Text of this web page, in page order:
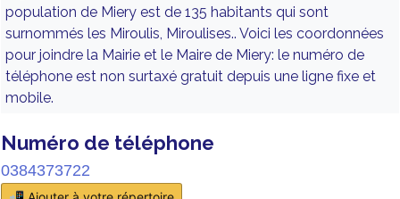
population de Miery est de 135 habitants qui sont
surnommés les Miroulis, Miroulises.. Voici les coordonnées
pour joindre la Mairie et le Maire de Miery: le numéro de
téléphone est non surtaxé gratuit depuis une ligne fixe et
mobile.
Numéro de téléphone
0384373722